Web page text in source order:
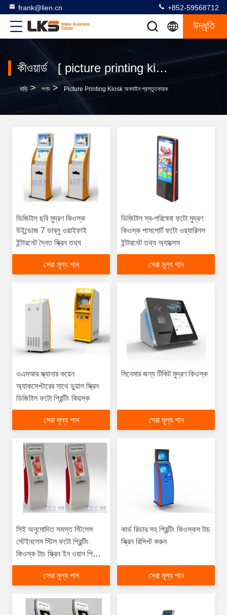
frank@lien.cn +852-59568712
উদ্ধৃতি
কীওয়ার্ড [ picture printing kiosk ] ম্যাচ 62 পণ্য
বাড়ি > পণ্য > Picture Printing Kiosk অনলাইন প্রস্তুতকারক
ডিজিটাল ছবি মুদ্রণ কিওস্ক
উইন্ডোজ 7 ডাব্লু ওয়াইফাই
ইন্টারনেট দ্বৈত স্ক্রিন তথ্য
সেরা মূল্য পান
ডিজিটাল স্ব-পরিষেবা ফটো মুদ্রণ
কিওস্ক পাসপোর্ট ফটো ওয়্যারিলস
ইন্টারনেট তথ্য অ্যাক্সেস
সেরা মূল্য পান
ওএমআর স্ক্যানার কয়েন
অ্যাকসেপ্টারের সাথে ডুয়াল স্ক্রিন
ডিজিটাল ফটো প্রিন্টিং কিয়স্ক
সেরা মূল্য পান
সিনেমার জন্য টিকিট মুদ্রণ কিওস্ক
সেরা মূল্য পান
সিই অনুমোদিত সমস্ত স্টিলেস
স্টেইনলেস স্টিল ফটো প্রিন্টিং
কিওস্ক টাচ স্ক্রিন ইন ওয়ান পিসি
কিয়স্ক
সেরা মূল্য পান
কার্ড রিডার সহ প্রিন্টিং কিওস্কস টাচ
স্ক্রিন রিসিপ্ট করুন
সেরা মূল্য পান